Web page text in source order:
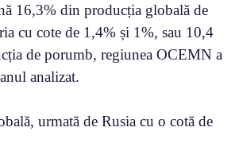
16,3% din producția globală de
cu cote de 1,4% și 1%, sau 10,4
de porumb, regiunea OCEMN a
analizat.
urmată de Rusia cu o cotă de